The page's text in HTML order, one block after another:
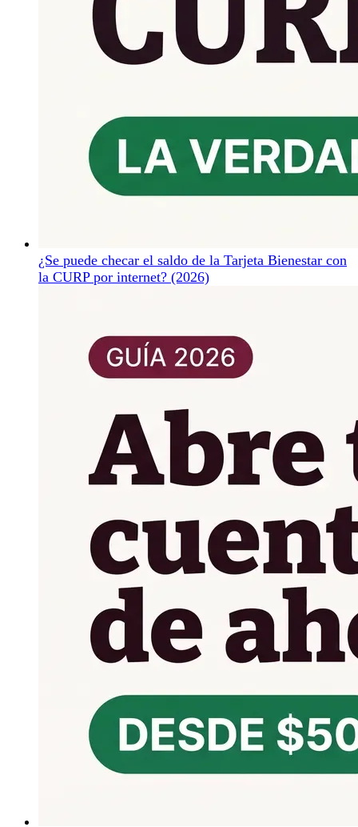
¿Se puede checar el saldo de la Tarjeta Bienestar con
la CURP por internet? (2026)